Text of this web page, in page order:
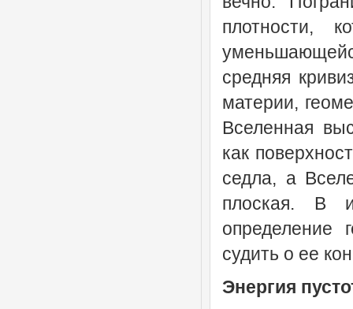
плотности,
средняя
материи,
Вселенная
как
седла, а
плоская. В
определение
судить о ее
Энергия